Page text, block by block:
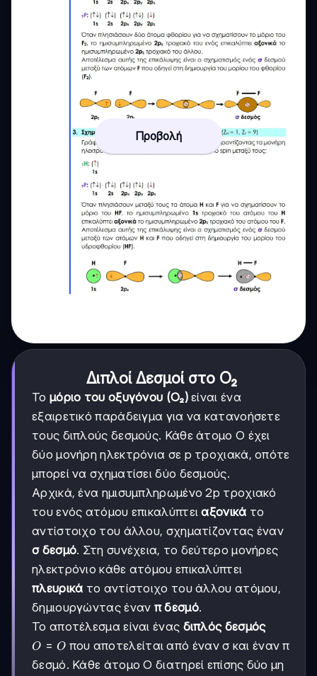
Προβολή
Διπλοί Δεσμοί στο O₂
Το μόριο του οξυγόνου (O₂)είναι ένα
εξαιρετικό παράδειγμα για να κατανοήσετε
τους διπλούς δεσμούς. Κάθε άτομο O έχει
δύο μονήρη ηλεκτρόνια σε p τροχιακά, οπότε
μπορεί να σχηματίσει δύο δεσμούς.
Αρχικά, ένα ημισυμπληρωμένο 2p τροχιακό
του ενός ατόμου επικαλύπτειαξονικά το
αντίστοιχο του άλλου, σχηματίζοντας έναν
σ δεσμό. Στη συνέχεια, το δεύτερο μονήρες
ηλεκτρόνιο κάθε ατόμου επικαλύπτει
πλευρικά το αντίστοιχο του άλλου ατόμου,
δημιουργώντας έναν π δεσμό.
Το αποτέλεσμα είναι ένας διπλός δεσμός
O=O
O = O που αποτελείται από έναν σ και έναν π
δεσμό. Κάθε άτομο O διατηρεί επίσης δύο μη